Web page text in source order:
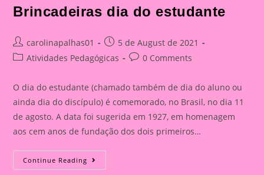
Brincadeiras dia do estudante
Post
author:
carolinapalhas01
Post
published:
5 de August de 2021
PostAtividades Pedagógicas
Post0 Comments
O dia do estudante (chamado também de dia do aluno ou
ainda dia do discípulo) é comemorado, no Brasil, no dia 11
de agosto. A data foi sugerida em 1927, em homenagem
aos cem anos de fundação dos dois primeiros…
Continue Reading Brincadeiras
Dia